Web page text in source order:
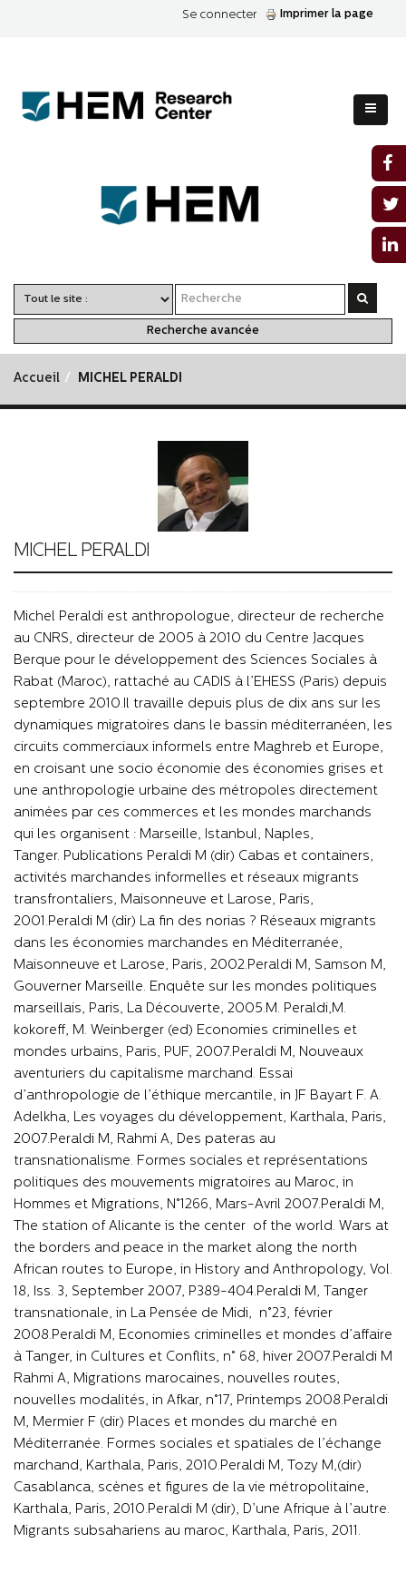
Se connecter Imprimer la page
Recherche avancée
Accueil MICHEL PERALDI
MICHEL PERALDI
Michel Peraldi est anthropologue, directeur de recherche
au CNRS, directeur de 2005 à 2010 du Centre Jacques
Berque pour le développement des Sciences Sociales à
Rabat (Maroc), rattaché au CADIS à l’EHESS (Paris) depuis
septembre 2010.Il travaille depuis plus de dix ans sur les
dynamiques migratoires dans le bassin méditerranéen, les
circuits commerciaux informels entre Maghreb et Europe,
en croisant une socio économie des économies grises et
une anthropologie urbaine des métropoles directement
animées par ces commerces et les mondes marchands
qui les organisent : Marseille, Istanbul, Naples,
Tanger. Publications Peraldi M (dir) Cabas et containers,
activités marchandes informelles et réseaux migrants
transfrontaliers, Maisonneuve et Larose, Paris,
2001.Peraldi M (dir) La fin des norias ? Réseaux migrants
dans les économies marchandes en Méditerranée,
Maisonneuve et Larose, Paris, 2002.Peraldi M, Samson M,
Gouverner Marseille. Enquête sur les mondes politiques
marseillais, Paris, La Découverte, 2005.M. Peraldi,M.
kokoreff, M. Weinberger (ed) Economies criminelles et
mondes urbains, Paris, PUF, 2007.Peraldi M, Nouveaux
aventuriers du capitalisme marchand. Essai
d’anthropologie de l’éthique mercantile, in JF Bayart F. A.
Adelkha, Les voyages du développement, Karthala, Paris,
2007.Peraldi M, Rahmi A, Des pateras au
transnationalisme. Formes sociales et représentations
politiques des mouvements migratoires au Maroc, in
Hommes et Migrations, N°1266, Mars-Avril 2007.Peraldi M,
The station of Alicante is the center of the world. Wars at
the borders and peace in the market along the north
African routes to Europe, in History and Anthropology, Vol.
18, Iss. 3, September 2007, P389-404.Peraldi M, Tanger
transnationale, in La Pensée de Midi, n°23, février
2008.Peraldi M, Economies criminelles et mondes d’affaire
à Tanger, in Cultures et Conflits, n° 68, hiver 2007.Peraldi M
Rahmi A, Migrations marocaines, nouvelles routes,
nouvelles modalités, in Afkar, n°17, Printemps 2008.Peraldi
M, Mermier F (dir) Places et mondes du marché en
Méditerranée. Formes sociales et spatiales de l’échange
marchand, Karthala, Paris, 2010.Peraldi M, Tozy M,(dir)
Casablanca, scènes et figures de la vie métropolitaine,
Karthala, Paris, 2010.Peraldi M (dir), D’une Afrique à l’autre.
Migrants subsahariens au maroc, Karthala, Paris, 2011.